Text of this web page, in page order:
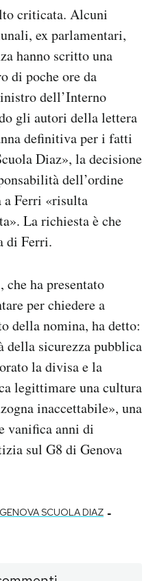
criticata. Alcuni
ex parlamentari,
hanno scritto una
di poche ore da
dell’Interno
gli autori della lettera
definitiva per i fatti
Diaz», la decisione
dell’ordine
a Ferri «risulta
La richiesta è che
di Ferri.
ha presentato
per chiedere a
della nomina, ha detto:
della sicurezza pubblica
la divisa e la
legittimare una cultura
inaccettabile», una
vanifica anni di
sul G8 di Genova
SCUOLA DIAZ -